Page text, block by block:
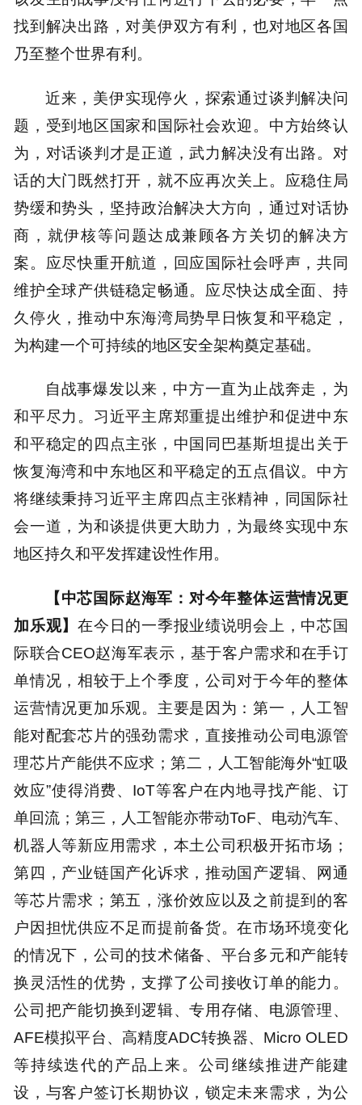
找到解决出路，对美伊双方有利，也对地区各国
乃至整个世界有利。
近来，美伊实现停火，探索通过谈判解决问
题，受到地区国家和国际社会欢迎。中方始终认
为，对话谈判才是正道，武力解决没有出路。对
话的大门既然打开，就不应再次关上。应稳住局
势缓和势头，坚持政治解决大方向，通过对话协
商，就伊核等问题达成兼顾各方关切的解决方
案。应尽快重开航道，回应国际社会呼声，共同
维护全球产供链稳定畅通。应尽快达成全面、持
久停火，推动中东海湾局势早日恢复和平稳定，
为构建一个可持续的地区安全架构奠定基础。
自战事爆发以来，中方一直为止战奔走，为
和平尽力。习近平主席郑重提出维护和促进中东
和平稳定的四点主张，中国同巴基斯坦提出关于
恢复海湾和中东地区和平稳定的五点倡议。中方
将继续秉持习近平主席四点主张精神，同国际社
会一道，为和谈提供更大助力，为最终实现中东
地区持久和平发挥建设性作用。
【中芯国际赵海军：对今年整体运营情况更
加乐观】在今日的一季报业绩说明会上，中芯国
际联合CEO赵海军表示，基于客户需求和在手订
单情况，相较于上个季度，公司对于今年的整体
运营情况更加乐观。主要是因为：第一，人工智
能对配套芯片的强劲需求，直接推动公司电源管
理芯片产能供不应求；第二，人工智能海外“虹吸
效应”使得消费、IoT等客户在内地寻找产能、订
单回流；第三，人工智能亦带动ToF、电动汽车、
机器人等新应用需求，本土公司积极开拓市场；
第四，产业链国产化诉求，推动国产逻辑、网通
等芯片需求；第五，涨价效应以及之前提到的客
户因担忧供应不足而提前备货。在市场环境变化
的情况下，公司的技术储备、平台多元和产能转
换灵活性的优势，支撑了公司接收订单的能力。
公司把产能切换到逻辑、专用存储、电源管理、
AFE模拟平台、高精度ADC转换器、Micro OLED
等持续迭代的产品上来。公司继续推进产能建
设，与客户签订长期协议，锁定未来需求，为公